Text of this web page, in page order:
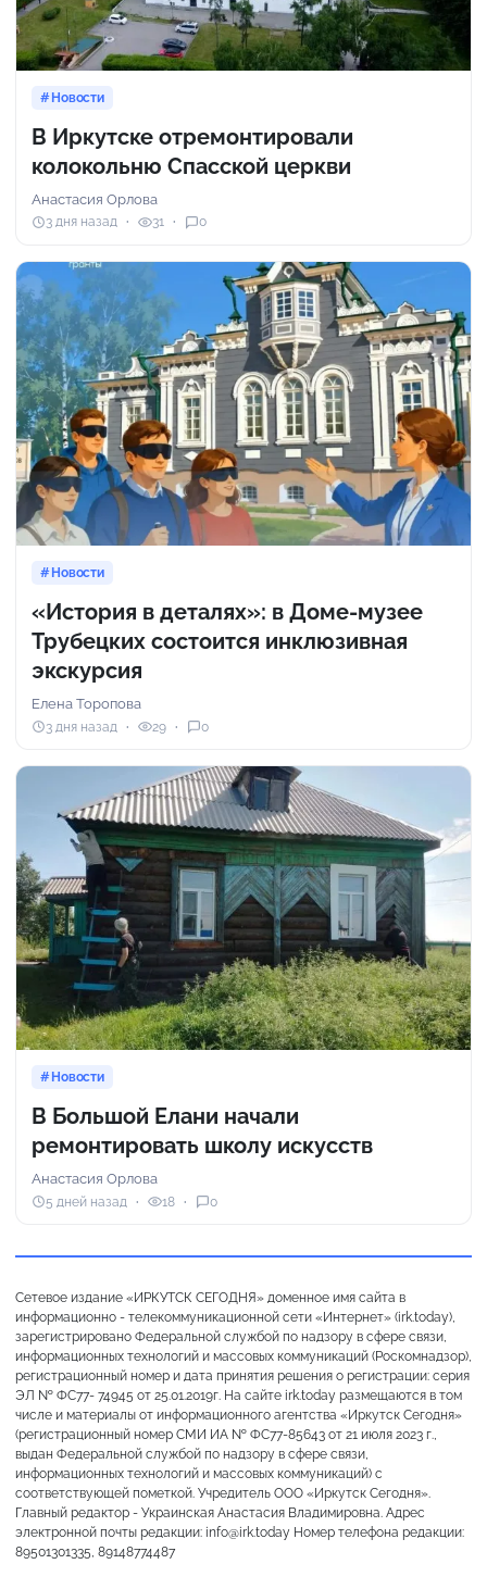
Новости
В Иркутске отремонтировали
колокольню Спасской церкви
Анастасия Орлова
3 дня назад 31 0
Новости
«История в деталях»: в Доме-музее
Трубецких состоится инклюзивная
экскурсия
Елена Торопова
3 дня назад 29 0
Новости
В Большой Елани начали
ремонтировать школу искусств
Анастасия Орлова
5 дней назад 18 0
Сетевое издание «ИРКУТСК СЕГОДНЯ» доменное имя сайта в
информационно - телекоммуникационной сети «Интернет» (irk.today),
зарегистрировано Федеральной службой по надзору в сфере связи,
информационных технологий и массовых коммуникаций (Роскомнадзор),
регистрационный номер и дата принятия решения о регистрации: серия
ЭЛ № ФС77- 74945 от 25.01.2019г. На сайте irk.today размещаются в том
числе и материалы от информационного агентства «Иркутск Сегодня»
(регистрационный номер СМИ ИА № ФС77-85643 от 21 июля 2023 г.,
выдан Федеральной службой по надзору в сфере связи,
информационных технологий и массовых коммуникаций) с
соответствующей пометкой. Учредитель ООО «Иркутск Сегодня».
Главный редактор - Украинская Анастасия Владимировна. Адрес
электронной почты редакции: info@irk.today Номер телефона редакции:
89501301335, 89148774487